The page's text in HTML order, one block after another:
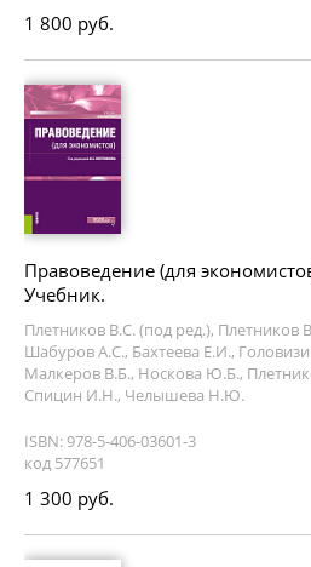
1 800 руб.
Правоведение (для
Учебник.
Плетников В.С. (под ред.), Плетников
Шабуров А.С., Бахтеева Е.И.,
Малкеров В.Б., Носкова Ю.Б.,
Спицин И.Н., Челышева Н.Ю.
ISBN: 978-5-406-03601-3
код 577651
1 300 руб.